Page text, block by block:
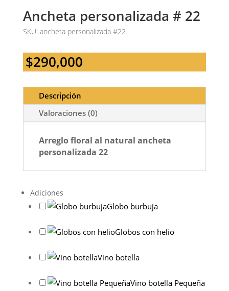
Ancheta personalizada # 22
SKU: ancheta personalizada #22
$290,000
Descripción
Valoraciones (0)
Arreglo floral al natural ancheta
personalizada 22
Adiciones
Globo burbuja
Globos con helio
Vino botella
Vino botella Pequeña